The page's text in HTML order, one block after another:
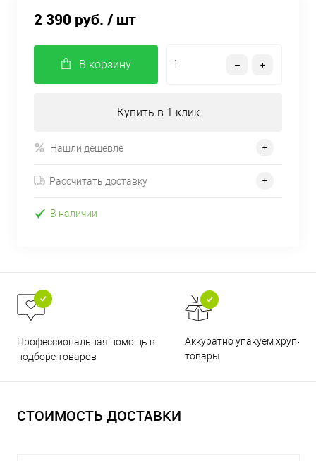
2 390 руб. / шт
В корзину
Купить в 1 клик
Нашли дешевле
Рассчитать доставку
В наличии
Профессиональная помощь в
подборе товаров
Аккуратно упакуем хрупкие
товары
СТОИМОСТЬ ДОСТАВКИ